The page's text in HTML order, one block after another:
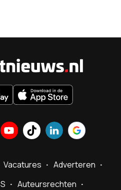
Vacatures
Adverteren
Auteursrechten